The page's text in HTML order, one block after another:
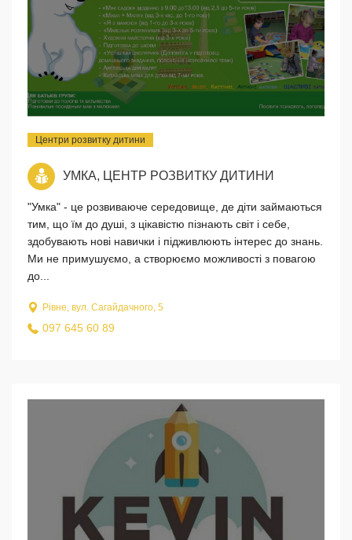
Центри розвитку дитини
УМКА, ЦЕНТР РОЗВИТКУ ДИТИНИ
"Умка" - це розвиваюче середовище, де діти займаються
тим, що їм до душі, з цікавістю пізнають світ і себе,
здобувають нові навички і підживлюють інтерес до знань.
Ми не примушуємо, а створюємо можливості з повагою
до...
Рівне, вул. Сагайдачного, 5
097 645 60 89